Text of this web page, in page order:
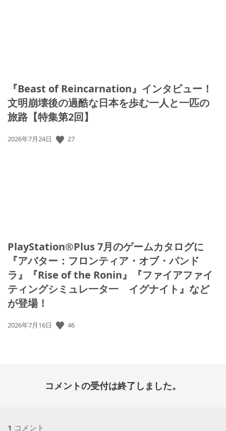
『Beast of Reincarnation』インタビュー！
文明崩壊後の過酷な日本を歩む一人と一匹の
旅路【特集第2回】
公
2026年7月24日 27
PlayStation®Plus 7月のゲームカタログに
『アバター：フロンティア・オブ・パンド
ラ』『Rise of the Ronin』『ファイアファイ
ティングシミュレ一タ一 イグナイト』など
が登場！
公
2026年7月16日 46
コメントの受付は終了しました。
1 コメント